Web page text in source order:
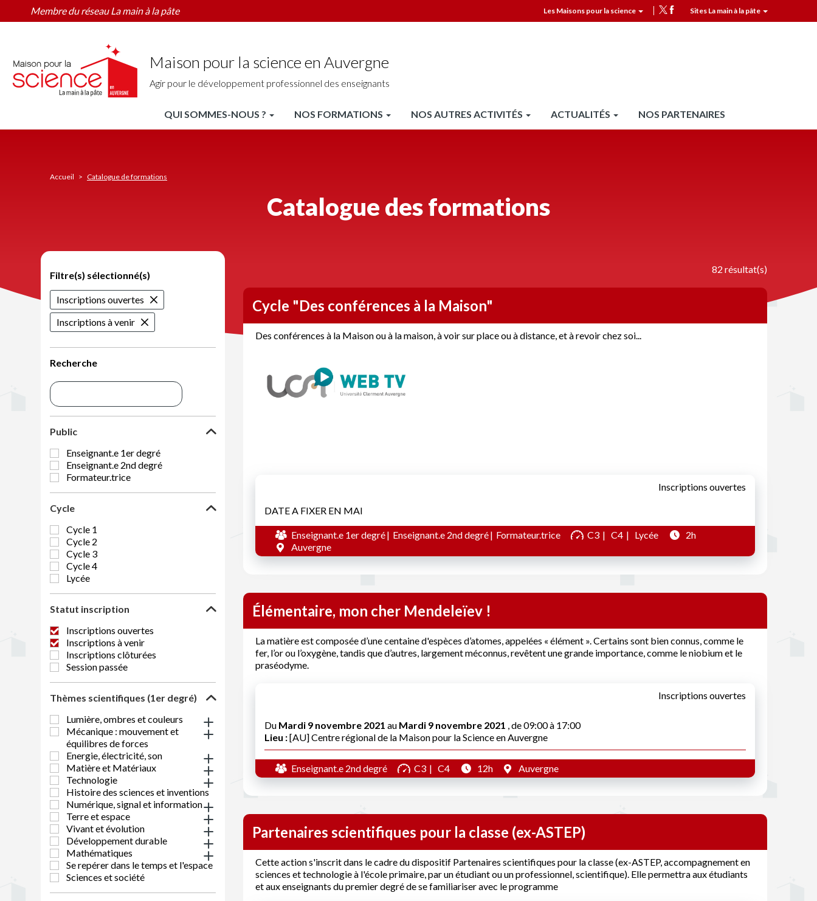
CatalogueMembre du réseau La main à la pâte
MPLS
Les Maisons pour la science Sites La main à la pâte
Maison pour la science en Auvergne
Agir pour le développement professionnel des enseignants
MPLS
Nav
QUI SOMMES-NOUS ? NOS FORMATIONS NOS AUTRES ACTIVITÉS ACTUALITÉS NOS PARTENAIRES
Accueil Catalogue de formations
Catalogue des formations
Filtre(s) sélectionné(s)
Inscriptions ouvertes
Inscriptions à venir
Recherche
Public
Enseignant.e 1er degré
Enseignant.e 2nd degré
Formateur.trice
Cycle
Cycle 1
Cycle 2
Cycle 3
Cycle 4
Lycée
Statut inscription
Inscriptions ouvertes
Inscriptions à venir
Inscriptions clôturées
Session passée
Thèmes scientifiques (1er degré)
Lumière, ombres et couleurs
Mécanique : mouvement et
équilibres de forces
Energie, électricité, son
Matière et Matériaux
Technologie
Histoire des sciences et inventions
Numérique, signal et information
Terre et espace
Vivant et évolution
Développement durable
Mathématiques
Se repérer dans le temps et l'espace
Sciences et société
82 résultat(s)
Cycle "Des conférences à la Maison"
Des conférences à la Maison ou à la maison, à voir sur place ou à distance, et à revoir chez soi...
DATE A FIXER EN MAI
Inscriptions ouvertes
Enseignant.e 1er degré Enseignant.e 2nd degré Formateur.trice C3 C4 Lycée
2h
Auvergne
Élémentaire, mon cher Mendeleïev !
La matière est composée d’une centaine d'espèces d’atomes, appelées « élément ». Certains sont bien connus, comme le
fer, l’or ou l’oxygène, tandis que d’autres, largement méconnus, revêtent une grande importance, comme le niobium et le
praséodyme.
Inscriptions ouvertes
Du Mardi 9 novembre 2021 au Mardi 9 novembre 2021 , de 09:00 à 17:00
Lieu :[AU] Centre régional de la Maison pour la Science en Auvergne
Enseignant.e 2nd degré C3 C4 12h Auvergne
Partenaires scientifiques pour la classe (ex-ASTEP)
Cette action s'inscrit dans le cadre du dispositif Partenaires scientifiques pour la classe (ex-ASTEP, accompagnement en
sciences et technologie à l'école primaire, par un étudiant ou un professionnel, scientifique). Elle permettra aux étudiants
et aux enseignants du premier degré de se familiariser avec le programme